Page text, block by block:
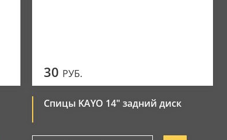
30 РУБ.
Спицы KAYO 14" задний диск